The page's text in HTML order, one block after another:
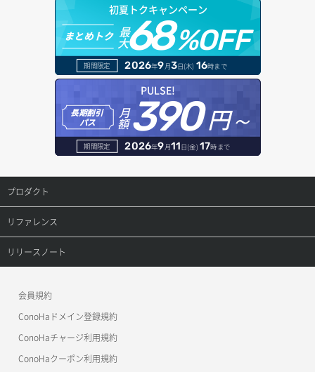
ボリュームアタッチ
ボリュームデタッチ
ヘルスモニタ一覧取得
ヘルスモニタ作成
ヘルスモニタ削除
ヘルスモニタ更新
ヘルスモニタ詳細取得
メンバー更新
メンバー詳細取得
メンバー追加
リスナー作成
オブジェクトダウンロード
オブジェクトバージョン管理
オブジェクト一覧取得
オブジェクト削除
オブジェクト削除予約
オブジェクト複製
オブジェクト詳細取得
コンテナ一覧取得
コンテナ作成
コンテナ削除
ラージオブジェクトアップロード(DLO)
ドメイン情報登録
ドメイン詳細取得
レコード一覧取得
レコード作成
レコード更新
レコード詳細取得
初夏トクキャンペーン
まとめトク 最
大68%OFF
期間限定 2026年9月3日(木) 16時まで
PULSE!
長期割引
パス
月
額390円～
期間限定 2026年9月11日(金) 17時まで
プロダクト
プロダクトトップ
ConoHa VPS(Ver.3.0)
ConoHa for GAME
リファレンス
リファレンストップ
OpenStack CLI
Terraform
リリースノート
会員規約
ConoHaドメイン登録規約
ConoHaチャージ利用規約
ConoHaクーポン利用規約